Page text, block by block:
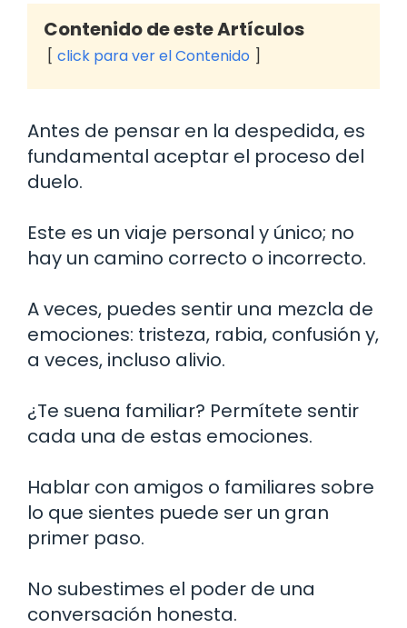
Contenido de este Artículos
click para ver el Contenido
Antes de pensar en la despedida, es
fundamental aceptar el proceso del
duelo.
Este es un viaje personal y único; no
hay un camino correcto o incorrecto.
A veces, puedes sentir una mezcla de
emociones: tristeza, rabia, confusión y,
a veces, incluso alivio.
¿Te suena familiar? Permítete sentir
cada una de estas emociones.
Hablar con amigos o familiares sobre
lo que sientes puede ser un gran
primer paso.
No subestimes el poder de una
conversación honesta.